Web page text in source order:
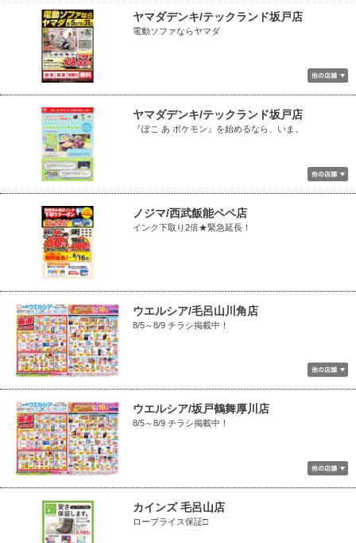
ヤマダデンキ/テックランド坂戸店
電動ソファならヤマダ
ヤマダデンキ/テックランド坂戸店
『ぽこ あ ポケモン』を始めるなら、いま。
ノジマ/西武飯能ペペ店
インク下取り2倍★緊急延長！
ウエルシア/毛呂山川角店
8/5～8/9 チラシ掲載中！
ウエルシア/坂戸鶴舞厚川店
8/5～8/9 チラシ掲載中！
カインズ 毛呂山店
ロープライス保証□